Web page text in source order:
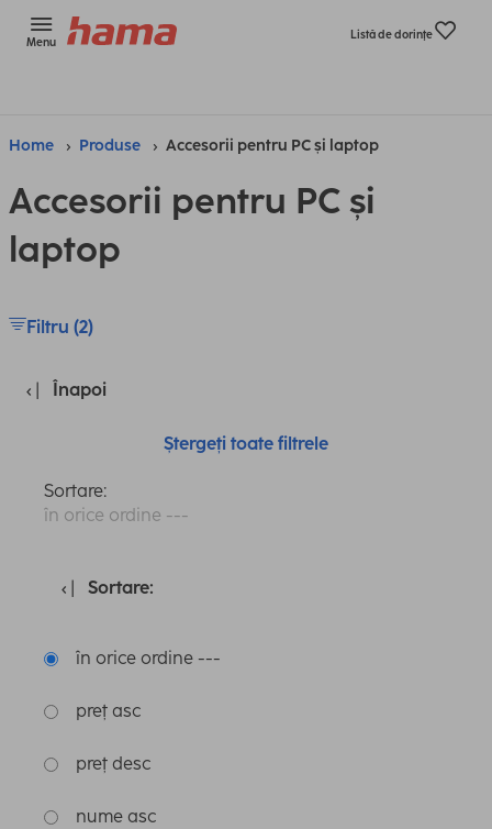
Menu
Listă de dorinţe
Home Produse Accesorii pentru PC și laptop
Accesorii pentru PC și
laptop
Filtru (2)
Înapoi
Ștergeți toate filtrele
Sortare:
în orice ordine ---
Sortare:
în orice ordine ---
preț asc
preț desc
nume asc